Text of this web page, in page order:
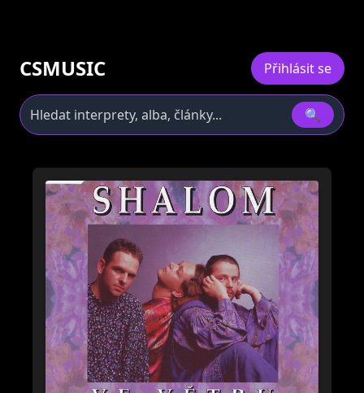
CSMUSIC Přihlásit se
🔍